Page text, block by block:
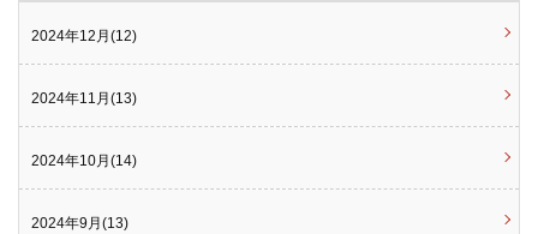
2024年12月(12)
2024年11月(13)
2024年10月(14)
2024年9月(13)